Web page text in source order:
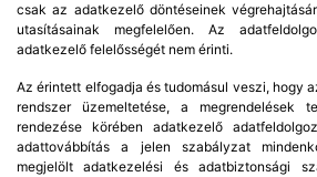
csak az adatkezelő döntéseinek
utasításainak megfelelően. Az
adatkezelő felelősségét nem érinti.
Az érintett elfogadja és tudomásul veszi, hogy
rendszer üzemeltetése, a megrendelések
rendezése körében adatkezelő
adattovábbítás a jelen szabályzat
megjelölt adatkezelési és adatbiztonsági